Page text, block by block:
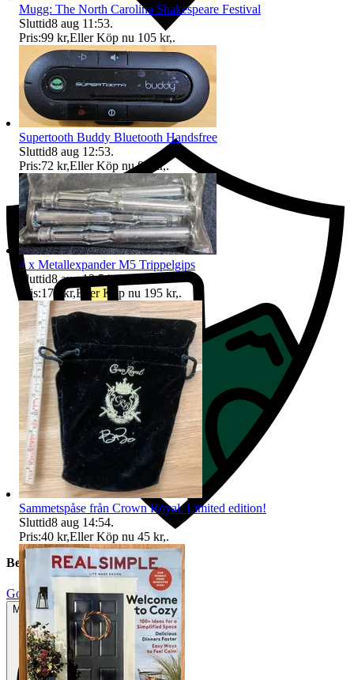
Ersättning om du inte får din vara
Beskrivning
Gott använt skick
Mindre tecken på användning
Mugg: The North Carolina Shakespeare Festival
Sluttid8 aug 11:53.
Pris:99 kr,Eller Köp nu 105 kr,.
Supertooth Buddy Bluetooth Handsfree
Sluttid8 aug 12:53.
Pris:72 kr,Eller Köp nu 85 kr,.
4 x Metallexpander M5 Trippelgips
Sluttid8 aug 13:54.
Pris:175 kr,Eller Köp nu 195 kr,.
Sammetspåse från Crown Royal. Limited edition!
Sluttid8 aug 14:54.
Pris:40 kr,Eller Köp nu 45 kr,.